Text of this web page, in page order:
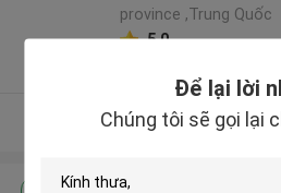
Để lại lời
Chúng tôi sẽ gọi lại
province ,Trung Quốc
5.0
Xem